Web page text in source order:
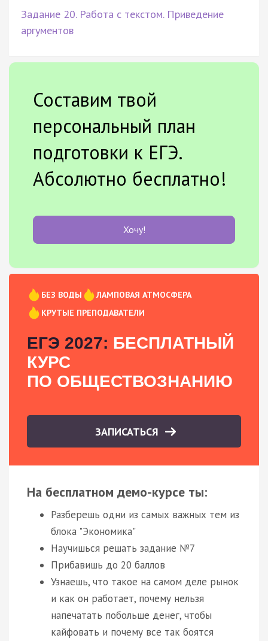
Задание 20. Работа с текстом. Приведение
аргументов
Составим твой
персональный план
подготовки к ЕГЭ.
Абсолютно бесплатно!
Хочу!
БЕЗ ВОДЫ
ЛАМПОВАЯ АТМОСФЕРА
КРУТЫЕ ПРЕПОДАВАТЕЛИ
ЕГЭ 2027: БЕСПЛАТНЫЙ
КУРС
ПО ОБЩЕСТВОЗНАНИЮ
ЗАПИСАТЬСЯ
На бесплатном демо-курсе ты:
Разберешь одни из самых важных тем из
блока "Экономика"
Научишься решать задание №7
Прибавишь до 20 баллов
Узнаешь, что такое на самом деле рынок
и как он работает, почему нельзя
напечатать побольше денег, чтобы
кайфовать и почему все так боятся